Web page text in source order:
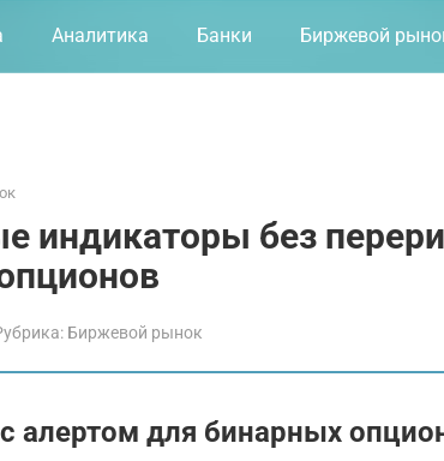
Аналитика Банки Биржевой
индикаторы без
Биржевой рынок
с алертом для бинарных